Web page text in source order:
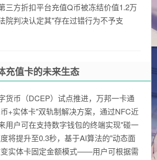
三方折扣平台充值Q币被冻结价值1.2万
院判决认定其"存在过错行为不予支
充值卡的未来生态
货币（DCEP）试点推进，万邦一卡通
+实体卡"双轨制解决方案，通过NFC近
用户可在支持数字钱包的终端实现"碰一
将提升至0.3秒，基于AI算法的"动态面
实体卡固定金额模式——用户可根据需